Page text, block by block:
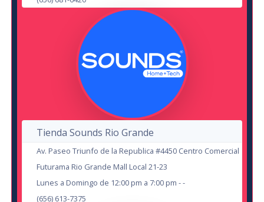
Los Surfistas del Sistema
en Chihuahua
Don Burro
14
Los Chicharrines
Centro Cultural Paso del Norte
Tienda Sounds Rio Grande
Av. Paseo Triunfo de la Republica #4450 Centro Comercial
Futurama Rio Grande Mall Local 21-23
Lunes a Domingo de 12:00 pm a 7:00 pm - -
(656) 613-7375